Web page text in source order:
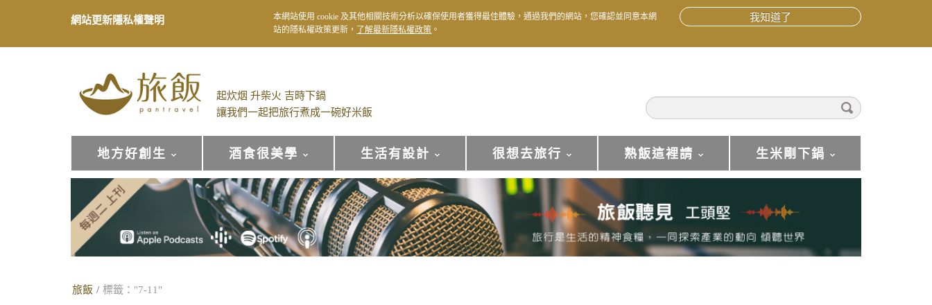
起炊烟 升柴火 吉時下鍋
讓我們一起把旅行煮成一碗好米飯
地方好創生 酒食很美學 生活有設計 很想去旅行 熟飯這裡請 生米剛下鍋
旅飯 / 標籤："7-11"
網站更新隱私權聲明
本網站使用 cookie 及其他相關技術分析以確保使用者獲得最佳體驗，通過我們的網站，您確認並同意本網
站的隱私權政策更新，
了解最新隱私權政策 。
我知道了